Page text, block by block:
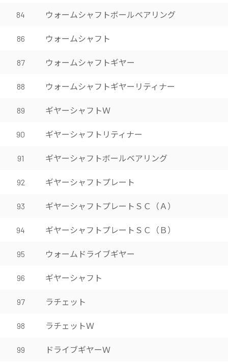
84 ウォームシャフトボールベアリング
86 ウォームシャフト
87 ウォームシャフトギヤー
88 ウォームシャフトギヤーリティナー
89 ギヤーシャフトＷ
90 ギヤーシャフトリティナー
91 ギヤーシャフトボールベアリング
92 ギヤーシャフトプレート
93 ギヤーシャフトプレートＳＣ（Ａ）
94 ギヤーシャフトプレートＳＣ（Ｂ）
95 ウォームドライブギヤー
96 ギヤーシャフト
97 ラチェット
98 ラチェットＷ
99 ドライブギヤーＷ